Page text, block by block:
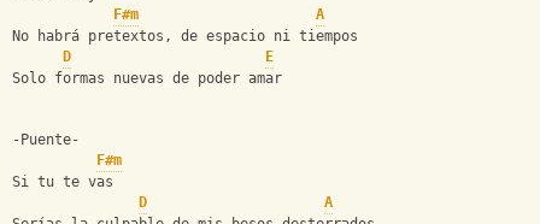
F#m
A
No habrá pretextos, de espacio ni tiempos
D
E
Solo formas nuevas de poder amar
-Puente-
F#m
Si tu te vas
D
A